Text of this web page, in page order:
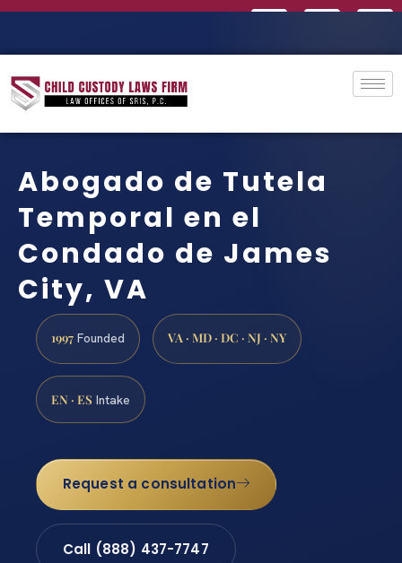
Abogado de Tutela
Temporal en el
Condado de James
City, VA
1997 Founded VA · MD · DC · NJ · NY
EN · ES Intake
Request a consultation
Call (888) 437-7747